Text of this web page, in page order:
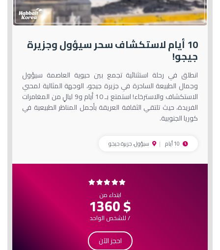
10 أيام لاستكشاف سحر سيؤول وجزيرة
جيجو!
انطلق في رحلة استثنائية تجمع بين حيوية العاصمة سيؤول
وجمال الطبيعة الساحرة في جزيرة جيجو، الوجهة المثالية لمحبي
الاستكشاف والاسترخاء! استمتع بـ 10 أيام و9 ليالٍ من المغامرات
الفريدة، حيث تلتقي الثقافة العريقة بأجمل المناظر الطبيعية في
كوريا الجنوبية.
سيؤول، جزيرة جيجو
ابتداء من $ 1360
/ للشخص الواحد
احجز الآن